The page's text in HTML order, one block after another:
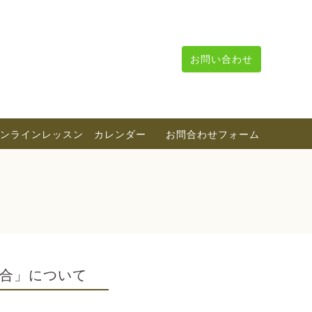
お問い合わせ
ラインレッスン カレンダー お問合わせフォーム
」について